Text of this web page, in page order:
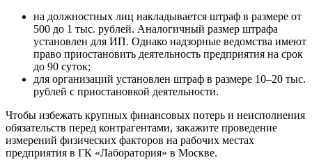
на должностных лиц накладывается штраф в размере от
500 до 1 тыс. рублей. Аналогичный размер штрафа
установлен для ИП. Однако надзорные ведомства имеют
право приостановить деятельность предприятия на срок
до 90 суток;
для организаций установлен штраф в размере 10–20 тыс.
рублей с приостановкой деятельности.
Чтобы избежать крупных финансовых потерь и неисполнения
обязательств перед контрагентами, закажите проведение
измерений физических факторов на рабочих местах
предприятия в ГК «Лаборатория» в Москве.